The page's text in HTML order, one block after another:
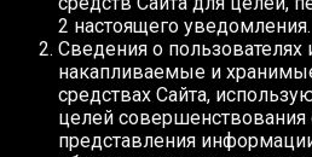
2 настоящего уведомления.
Сведения о
накапливаемые и
средствах Сайта,
целей
представления